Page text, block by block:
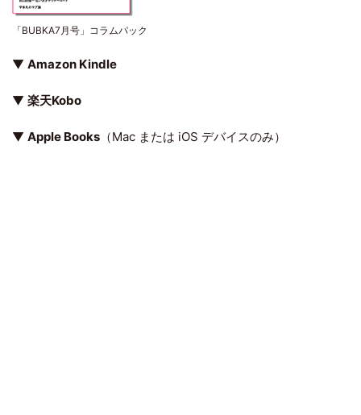
「BUBKA7月号」コラムパック
▼ Amazon Kindle
▼ 楽天Kobo
▼ Apple Books （Mac または iOS デバイスのみ）